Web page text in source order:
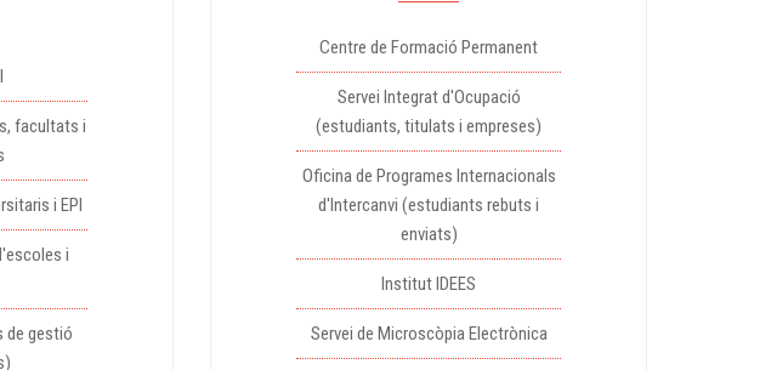
facultats i
i EPI
i
de gestió
Centre de Formació Permanent
Servei Integrat d'Ocupació
(estudiants, titulats i empreses)
Oficina de Programes Internacionals
d'Intercanvi (estudiants rebuts i
enviats)
Institut IDEES
Servei de Microscòpia Electrònica